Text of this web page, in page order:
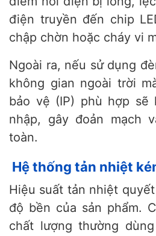
điện truyền đến chip
chập chờn hoặc cháy vi
Ngoài ra, nếu sử dụng
không gian ngoài trời
bảo vệ (IP) phù hợp sẽ
nhập, gây đoản mạch
toàn.
Hệ thống tản nhiệt
Hiệu suất tản nhiệt
độ bền của sản phẩm.
chất lượng thường